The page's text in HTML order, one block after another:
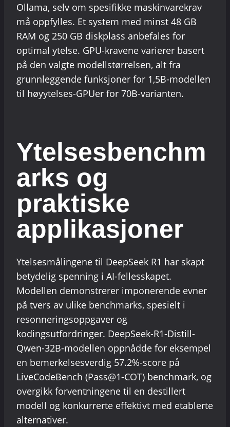
Ollama, selv om spesifikke maskinvarekrav
må oppfylles. Et system med minst 48 GB
RAM og 250 GB diskplass anbefales for
optimal ytelse. GPU-kravene varierer basert
på den valgte modellstørrelsen, alt fra
grunnleggende funksjoner for 1,5B-modellen
til høyytelses-GPUer for 70B-varianten.
Ytelsesbenchm
arks og
praktiske
applikasjoner
Ytelsesmålingene til DeepSeek R1 har skapt
betydelig spenning i AI-fellesskapet.
Modellen demonstrerer imponerende evner
på tvers av ulike benchmarks, spesielt i
resonneringsoppgaver og
kodingsutfordringer. DeepSeek-R1-Distill-
Qwen-32B-modellen oppnådde for eksempel
en bemerkelsesverdig 57.2%-score på
LiveCodeBench (Pass@1-COT) benchmark, og
overgikk forventningene til en destillert
modell og konkurrerte effektivt med etablerte
alternativer.